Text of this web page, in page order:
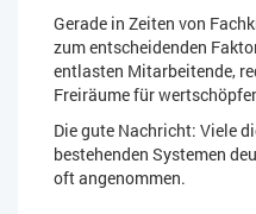
Gerade in Zeiten von
zum entscheidenden
entlasten Mitarbeitende,
Freiräume für
Die gute Nachricht: Viele
bestehenden Systemen
oft angenommen.